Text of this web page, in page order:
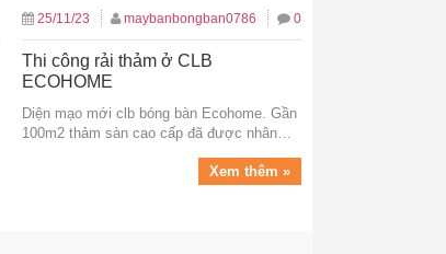
25/11/23 maybanbongban0786 0
Thi công rải thảm ở CLB
ECOHOME
Diện mạo mới clb bóng bàn Ecohome. Gần
100m2 thảm sàn cao cấp đã được nhân…
Xem thêm »